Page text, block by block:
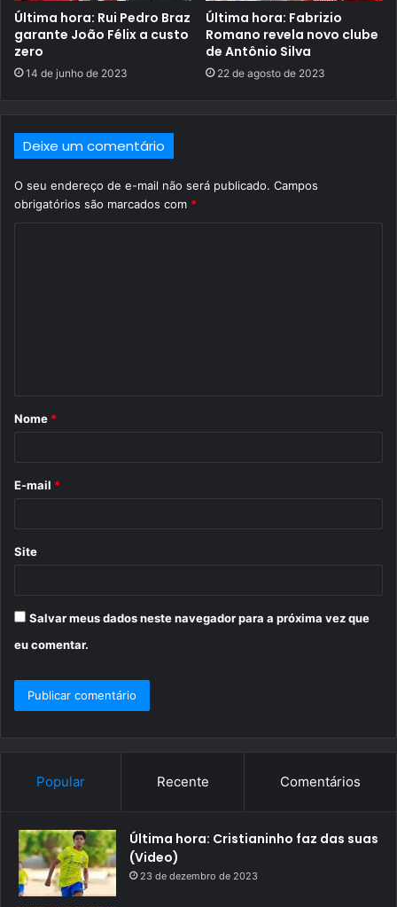
Última hora: Rui Pedro Braz
garante João Félix a custo
zero
14 de junho de 2023
Última hora: Fabrizio
Romano revela novo clube
de Antônio Silva
22 de agosto de 2023
Deixe um comentário
O seu endereço de e-mail não será publicado. Campos
obrigatórios são marcados com *
r
Nome *
E-mail *
Site
Salvar meus dados neste navegador para a próxima vez que
eu comentar.
Popular Recente Comentários
Última hora: Cristianinho faz das suas
(Video)
23 de dezembro de 2023